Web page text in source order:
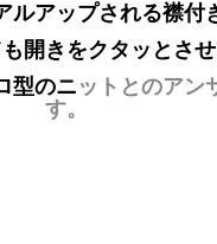
ルアップされる襟付
開きをクタッとさせ
型のニ ットとのアン
す。